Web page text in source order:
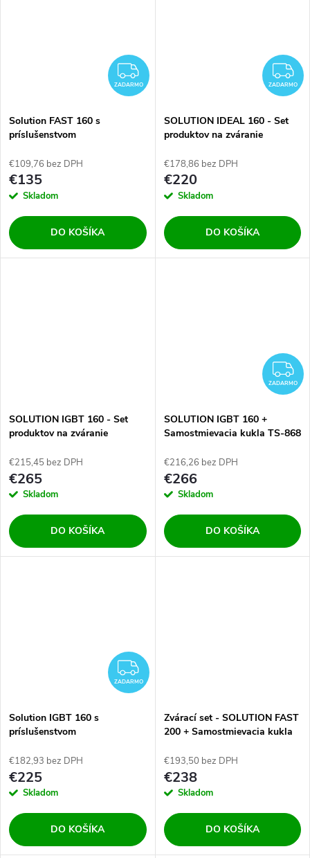
ZADARMO
ZADARMO
Solution FAST 160 s
príslušenstvom
€109,76 bez DPH
€135
Skladom
DO KOŠÍKA
ZADARMO
SOLUTION IDEAL 160 - Set
produktov na zváranie
€178,86 bez DPH
€220
Skladom
DO KOŠÍKA
SOLUTION IGBT 160 - Set
produktov na zváranie
€215,45 bez DPH
€265
Skladom
DO KOŠÍKA
ZADARMO
SOLUTION IGBT 160 +
Samostmievacia kukla TS-868
€216,26 bez DPH
€266
Skladom
DO KOŠÍKA
ZADARMO
ZADARMO
Solution IGBT 160 s
príslušenstvom
€182,93 bez DPH
€225
Skladom
DO KOŠÍKA
Zvárací set - SOLUTION FAST
200 + Samostmievacia kukla
€193,50 bez DPH
€238
Skladom
DO KOŠÍKA